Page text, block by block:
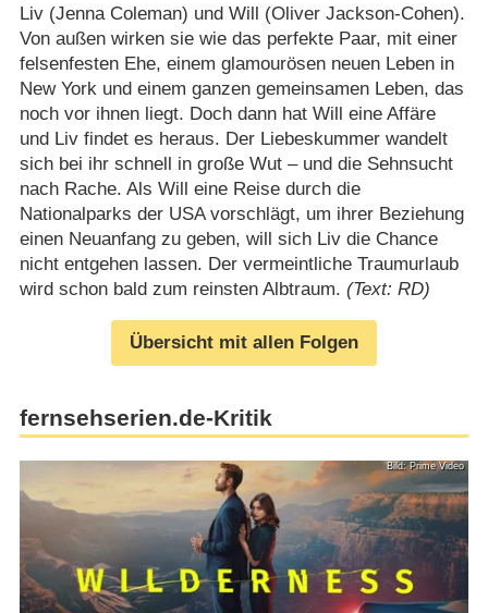
Liv (Jenna Coleman) und Will (Oliver Jackson-Cohen).
Von außen wirken sie wie das perfekte Paar, mit einer
felsenfesten Ehe, einem glamourösen neuen Leben in
New York und einem ganzen gemeinsamen Leben, das
noch vor ihnen liegt. Doch dann hat Will eine Affäre
und Liv findet es heraus. Der Liebeskummer wandelt
sich bei ihr schnell in große Wut – und die Sehnsucht
nach Rache. Als Will eine Reise durch die
Nationalparks der USA vorschlägt, um ihrer Beziehung
einen Neuanfang zu geben, will sich Liv die Chance
nicht entgehen lassen. Der vermeintliche Traumurlaub
wird schon bald zum reinsten Albtraum. (Text: RD)
Übersicht mit allen Folgen
fernsehserien.de-Kritik
Bild: Prime Video